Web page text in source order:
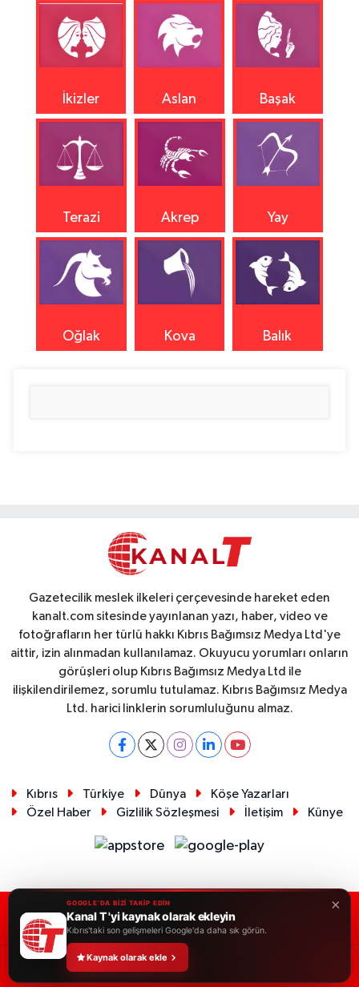
İkizler Aslan Başak
Terazi Akrep Yay
Oğlak Kova Balık
Gazetecilik meslek ilkeleri çerçevesinde hareket eden
kanalt.com sitesinde yayınlanan yazı, haber, video ve
fotoğrafların her türlü hakkı Kıbrıs Bağımsız Medya Ltd'ye
aittir, izin alınmadan kullanılamaz. Okuyucu yorumları onların
görüşleri olup Kıbrıs Bağımsız Medya Ltd ile
ilişkilendirilemez, sorumlu tutulamaz. Kıbrıs Bağımsız Medya
Ltd. harici linklerin sorumluluğunu almaz.
Kıbrıs Türkiye Dünya
Köşe Yazarları
Özel Haber
Gizlilik Sözleşmesi İletişim Künye
RSS Copyright © 2026. Her hakkı saklıdır.
Haber Yazılımı:
×
GOOGLE'DA BİZİ TAKİP EDİN
Kanal T 'yi kaynak olarak ekleyin
Kıbrıs'taki son gelişmeleri Google'da daha sık görün.
Kaynak olarak ekle